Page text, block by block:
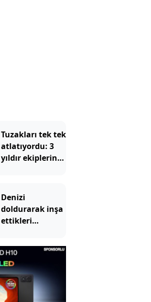
Tuzakları tek tek
atlatıyordu: 3
yıldır ekiplerin
Denizi
doldurarak inşa
ettikleri
çökmeye başladı